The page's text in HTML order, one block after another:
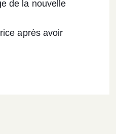
de la nouvelle
après avoir